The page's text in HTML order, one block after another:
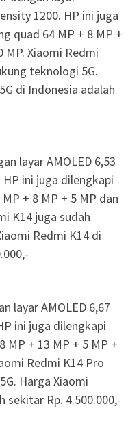
1200. HP ini juga
quad 64 MP + 8 MP +
MP. Xiaomi Redmi
teknologi 5G.
di Indonesia adalah
layar AMOLED 6,53
ini juga dilengkapi
+ 8 MP + 5 MP dan
K14 juga sudah
Redmi K14 di
layar AMOLED 6,67
ini juga dilengkapi
MP + 13 MP + 5 MP +
Redmi K14 Pro
Harga Xiaomi
sekitar Rp. 4.500.000,-